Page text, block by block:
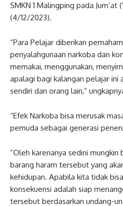
SMKN 1 Malingping pada Jum’at
(4/12/2023).
“Para Pelajar diberikan
penyalahgunaan narkoba dan
memakai, menggunakan,
apalagi bagi kalangan pelajar ini
sendiri dan orang lain,”
“Efek Narkoba bisa merusak
pemuda sebagai generasi
“Oleh karenanya sedini mungkin
barang haram tersebut yang
kehidupan. Apabila kita tidak
konsekuensi adalah siap
tersebut berdasarkan undang-